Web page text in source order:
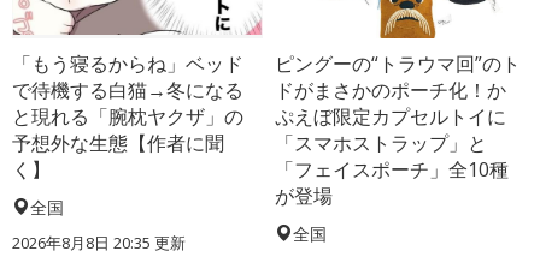
「もう寝るからね」ベッド
で待機する白猫→冬になる
と現れる「腕枕ヤクザ」の
予想外な生態【作者に聞
く】
全国
2026年8月8日 20:35 更新
ピングーの“トラウマ回”のト
ドがまさかのポーチ化！か
ぷえぼ限定カプセルトイに
「スマホストラップ」と
「フェイスポーチ」全10種
が登場
全国